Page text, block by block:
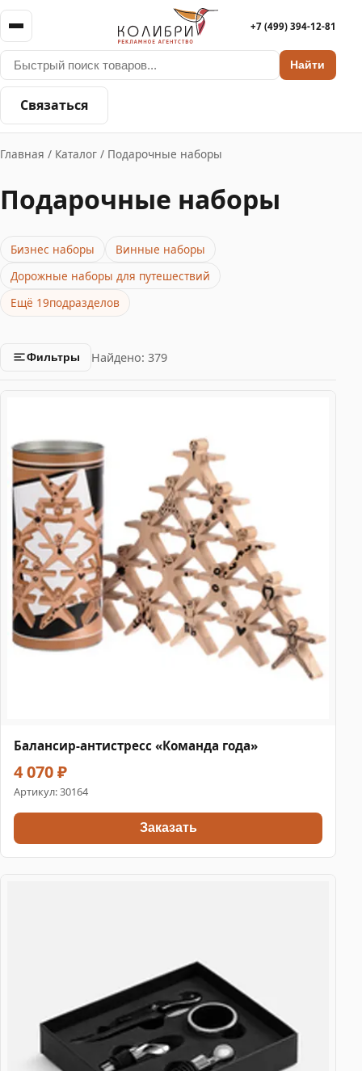
Найти
+7 (499) 394-12-81
Связаться
Главная / Каталог / Подарочные наборы
Подарочные наборы
Бизнес наборы
Винные наборы
Дорожные наборы для путешествий
Ещё 19подразделов
Фильтры Найдено: 379
Балансир-антистресс «Команда года»
4 070 ₽
Артикул:30164
Заказать